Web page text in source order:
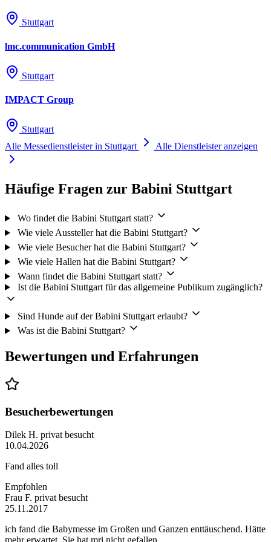
Stuttgart
lmc.communication GmbH
Stuttgart
IMPACT Group
Stuttgart
Alle Messedienstleister in Stuttgart
Alle Dienstleister anzeigen
Häufige Fragen zur Babini Stuttgart
Wo findet die Babini Stuttgart statt?
Wie viele Aussteller hat die Babini Stuttgart?
Wie viele Besucher hat die Babini Stuttgart?
Wie viele Hallen hat die Babini Stuttgart?
Wann findet die Babini Stuttgart statt?
Ist die Babini Stuttgart für das allgemeine Publikum zugänglich?
Sind Hunde auf der Babini Stuttgart erlaubt?
Was ist die Babini Stuttgart?
Bewertungen und Erfahrungen
Besucherbewertungen
Dilek H. privat besucht
10.04.2026
Fand alles toll
Empfohlen
Frau F. privat besucht
25.11.2017
ich fand die Babymesse im Großen und Ganzen enttäuschend. Hätte